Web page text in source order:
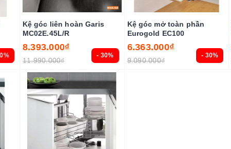
- 30%
Kệ góc liên hoàn Garis
MC02E.45L/R
8.393.000₫
11.990.000₫
- 30%
Kệ góc mở toàn phần
Eurogold EC100
6.363.000₫
9.090.000₫